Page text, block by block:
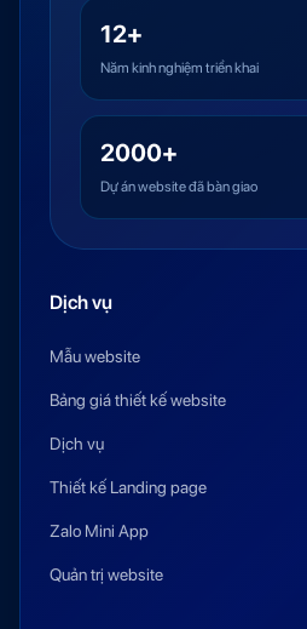
12+
Năm kinh nghiệm triển khai
2000+
Dự án website đã bàn giao
Dịch vụ
Mẫu website
Bảng giá thiết kế website
Dịch vụ
Thiết kế Landing page
Zalo Mini App
Quản trị website